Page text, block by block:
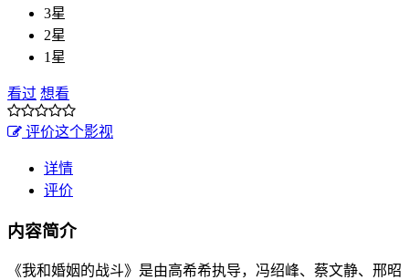
3星
2星
1星
看过 想看
评价这个影视
详情
评价
内容简介
《我和婚姻的战斗》是由高希希执导，冯绍峰、蔡文静、邢昭